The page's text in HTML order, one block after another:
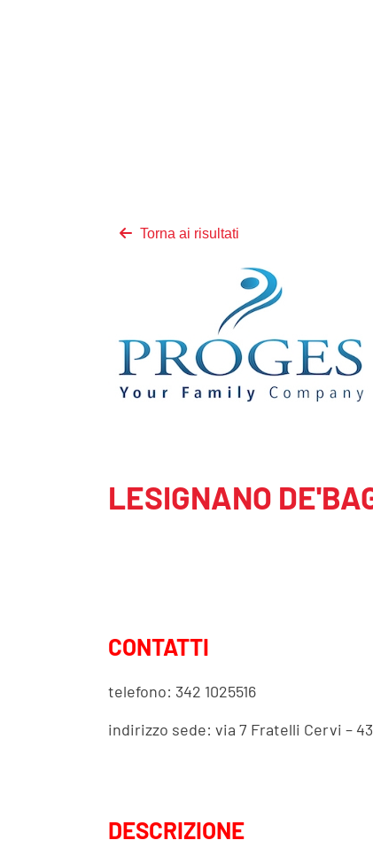
Torna ai risultati
LESIGNANO
CONTATTI
telefono: 342 1025516
indirizzo sede: via 7 Fratelli Cervi –
DESCRIZIONE